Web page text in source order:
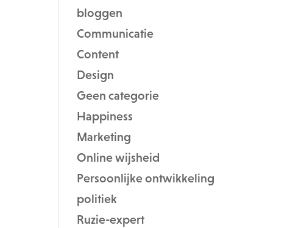
bloggen
Communicatie
Content
Design
Geen categorie
Happiness
Marketing
Online wijsheid
Persoonlijke ontwikkeling
politiek
Ruzie-expert